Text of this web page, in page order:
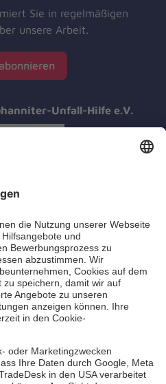
Sie in regelmäßigen
unsere Arbeit.
Unfall-Hilfe e.V.
Kurse
Ehrenamt